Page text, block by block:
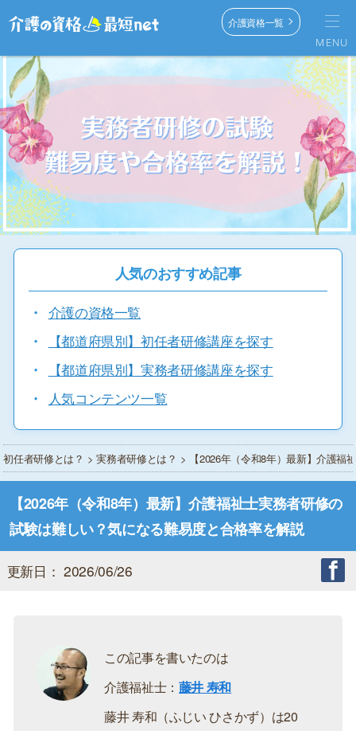
MENU
介護資格一覧
人気のおすすめ記事
・ 介護の資格一覧
・
【都道府県別】初任者研修講座を探す
・
【都道府県別】実務者研修講座を探す
・
人気コンテンツ一覧
初任者研修とは？ >実務者研修とは？ > 【2026年（令和8年）最新】介護福
【2026年（令和8年）最新】介護福祉士実務者研修の
試験は難しい？気になる難易度と合格率を解説
更新日： 2026/06/26
この記事を書いたのは
介護福祉士： 藤井 寿和
藤井 寿和（ふじい ひさかず）は20